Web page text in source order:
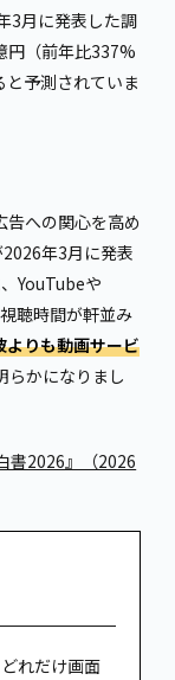
3月に発表した調
円（前年比337%
予測されていま
告への関心を高め
年3月に発表
YouTubeや
聴時間が軒並み
よりも動画サービ
らかになりまし
書2026』（2026
れだけ画面